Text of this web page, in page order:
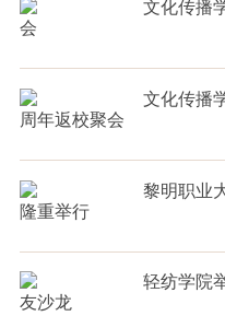
文化传播
会
文化传播
周年返校聚会
黎明职业
隆重举行
轻纺学院
友沙龙